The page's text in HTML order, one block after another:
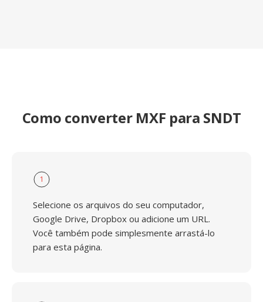
Como converter MXF para SNDT
1
Selecione os arquivos do seu computador,
Google Drive, Dropbox ou adicione um URL.
Você também pode simplesmente arrastá-lo
para esta página.